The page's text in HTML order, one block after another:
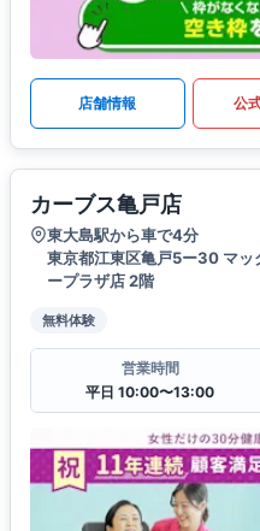
店舗情報 公
カーブス亀戸店
東大島駅から車で4分
東京都江東区亀戸5ー30 マッ
ープラザ店 2階
無料体験
営業時間
平日 10:00〜13:00